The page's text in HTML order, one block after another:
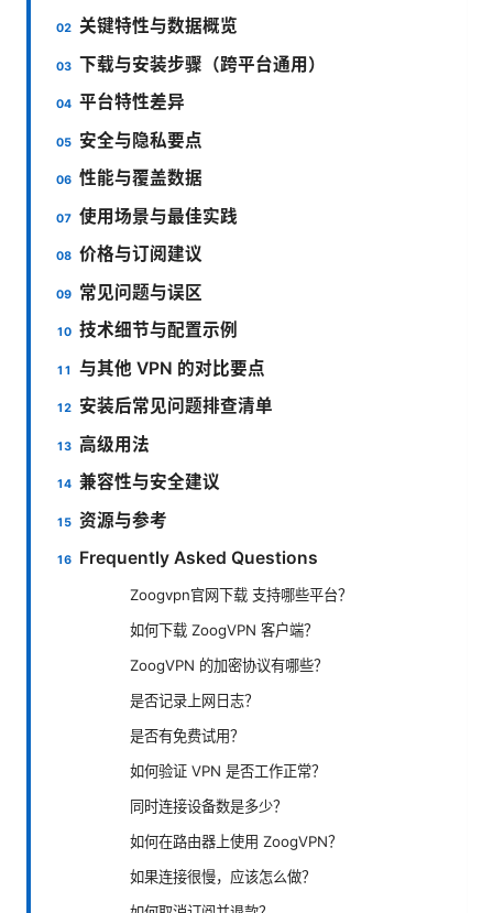
关键特性与数据概览
下载与安装步骤（跨平台通用）
平台特性差异
安全与隐私要点
性能与覆盖数据
使用场景与最佳实践
价格与订阅建议
常见问题与误区
技术细节与配置示例
与其他 VPN 的对比要点
安装后常见问题排查清单
高级用法
兼容性与安全建议
资源与参考
Frequently Asked Questions
Zoogvpn官网下载 支持哪些平台？
如何下载 ZoogVPN 客户端？
ZoogVPN 的加密协议有哪些？
是否记录上网日志？
是否有免费试用？
如何验证 VPN 是否工作正常？
同时连接设备数是多少？
如何在路由器上使用 ZoogVPN？
如果连接很慢，应该怎么做？